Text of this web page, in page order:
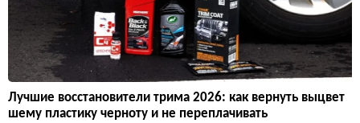
Лучшие восстановители трима 2026: как вернуть выцвет
шему пластику черноту и не переплачивать